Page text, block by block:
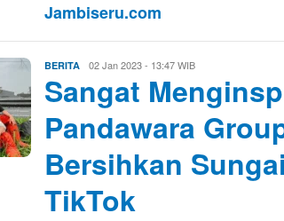
Jambiseru.com
BERITA Firman
02 Jan 2023 - 13:47 WIB
Sangat
Pandawara
Bersihkan
TikTok